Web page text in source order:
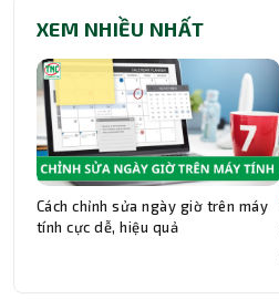
XEM NHIỀU NHẤT
Cách chỉnh sửa ngày giờ trên máy
tính cực dễ, hiệu quả